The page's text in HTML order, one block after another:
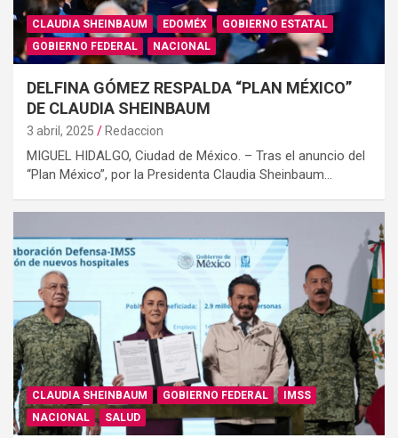
CLAUDIA SHEINBAUM EDOMÉX
GOBIERNO ESTATAL
GOBIERNO FEDERAL
NACIONAL
DELFINA GÓMEZ RESPALDA “PLAN MÉXICO”
DE CLAUDIA SHEINBAUM
3 abril, 2025 Redaccion
MIGUEL HIDALGO, Ciudad de México. – Tras el anuncio del
“Plan México”, por la Presidenta Claudia Sheinbaum…
CLAUDIA SHEINBAUM GOBIERNO FEDERAL
IMSS
NACIONAL
SALUD